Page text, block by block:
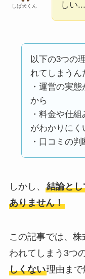
しば犬くん
しい
以下の3つの
れてしまうん
・運営の実
から
・料金や仕
がわかりにく
・口コミの
しかし、 結論と
ありません！
この記事では、
われてしまう3つ
しくない理由ま